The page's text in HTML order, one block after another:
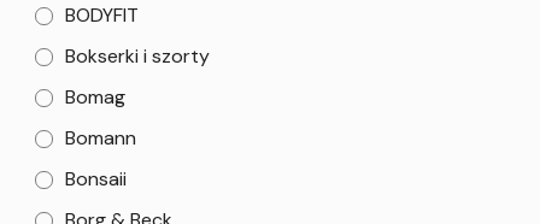
BODYFIT
Bokserki i szorty
Bomag
Bomann
Bonsaii